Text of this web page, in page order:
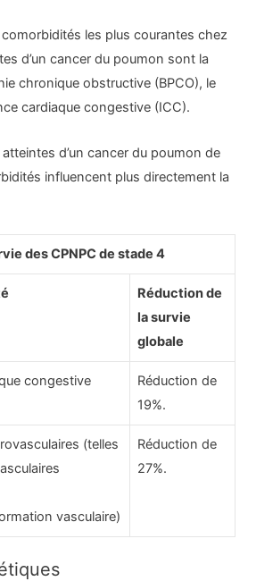
comorbidités les plus courantes chez
d’un cancer du poumon sont la
chronique obstructive (BPCO), le
cardiaque congestive (ICC).
d’un cancer du poumon de
influencent plus directement la
des CPNPC de stade 4
Réduction de
la survie
globale
congestive
Réduction de
19%.
(telles
vasculaire)
Réduction de
27%.